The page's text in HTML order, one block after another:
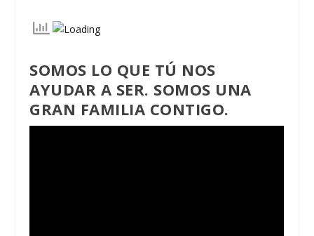
SOMOS LO QUE TÚ NOS
AYUDAR A SER. SOMOS UNA
GRAN FAMILIA CONTIGO.